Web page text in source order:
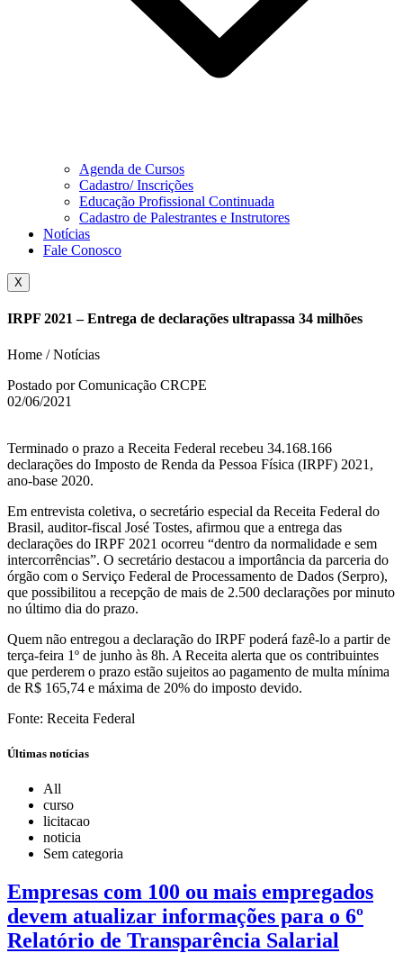
Agenda de Cursos
Cadastro/ Inscrições
Educação Profissional Continuada
Cadastro de Palestrantes e Instrutores
Notícias
Fale Conosco
X
IRPF 2021 – Entrega de declarações ultrapassa 34 milhões
Home / Notícias
Postado por Comunicação CRCPE
02/06/2021
Terminado o prazo a Receita Federal recebeu 34.168.166
declarações do Imposto de Renda da Pessoa Física (IRPF) 2021,
ano-base 2020.
Em entrevista coletiva, o secretário especial da Receita Federal do
Brasil, auditor-fiscal José Tostes, afirmou que a entrega das
declarações do IRPF 2021 ocorreu “dentro da normalidade e sem
intercorrências”. O secretário destacou a importância da parceria do
órgão com o Serviço Federal de Processamento de Dados (Serpro),
que possibilitou a recepção de mais de 2.500 declarações por minuto
no último dia do prazo.
Quem não entregou a declaração do IRPF poderá fazê-lo a partir de
terça-feira 1º de junho às 8h. A Receita alerta que os contribuintes
que perderem o prazo estão sujeitos ao pagamento de multa mínima
de R$ 165,74 e máxima de 20% do imposto devido.
Fonte: Receita Federal
Últimas notícias
All
curso
licitacao
noticia
Sem categoria
Empresas com 100 ou mais empregados
devem atualizar informações para o 6º
Relatório de Transparência Salarial